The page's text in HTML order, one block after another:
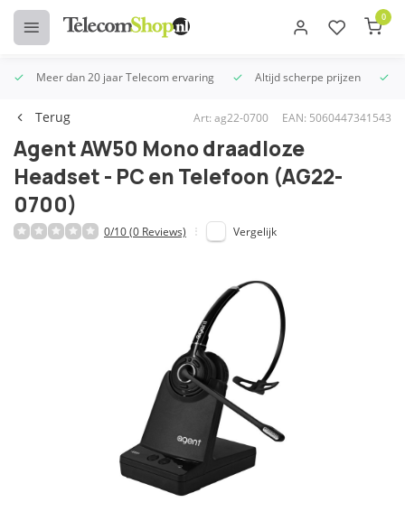
0
Meer dan 20 jaar Telecom ervaring Altijd scherpe prijzen
Terug Art: ag22-0700 EAN: 5060447341543
Agent AW50 Mono draadloze
Headset - PC en Telefoon (AG22-
0700)
0/10 (0 Reviews) Vergelijk